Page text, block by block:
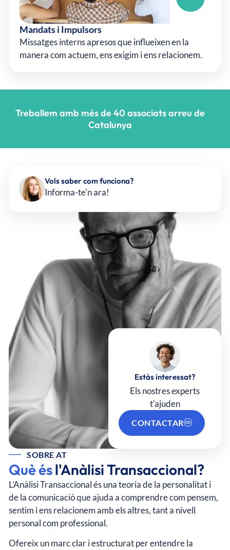
Mandats i Impulsors
Missatges interns apresos que influeixen en la
manera com actuem, ens exigim i ens relacionem.
Treballem amb més de 40 associats arreu de
Catalunya
SOBRE AT
Què ésl'Anàlisi Transaccional?
L’Anàlisi Transaccional és una teoria de la personalitat i
de la comunicació que ajuda a comprendre com pensem,
sentim i ens relacionem amb els altres, tant a nivell
personal com professional.
Ofereix un marc clar i estructurat per entendre la
Vols saber com funciona?
Informa-te'n ara!
Estàs interessat?
Els nostres experts
t'ajuden
CONTACTAR